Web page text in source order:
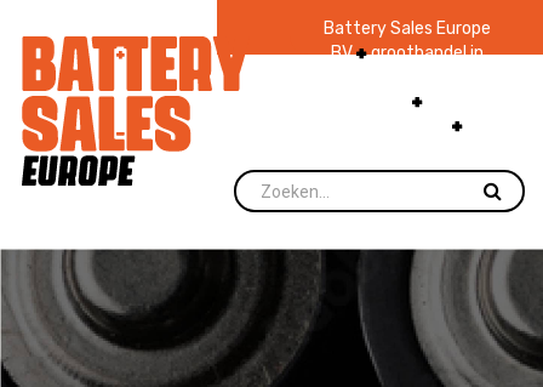
Battery Sales Europe
BV groothandel in
zaklampen Ruim 48
jaar ervaring
voorraad.